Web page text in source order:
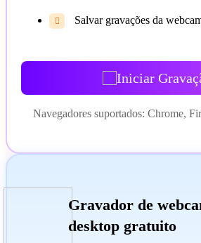
 Salvar gravações da
Iniciar
Navegadores suportados: Chrome,
Gravador de
desktop gratuito